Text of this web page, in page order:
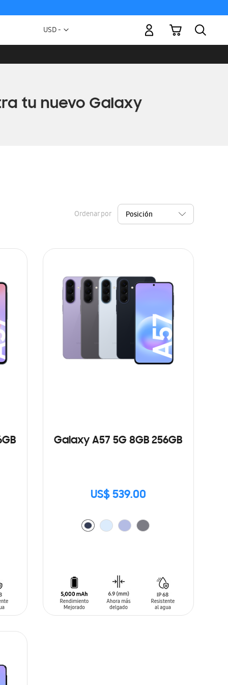
Moneda
USD -
Mi carrito
Ordenar por
Galaxy A57 5G 8GB 256GB
US$ 539.00